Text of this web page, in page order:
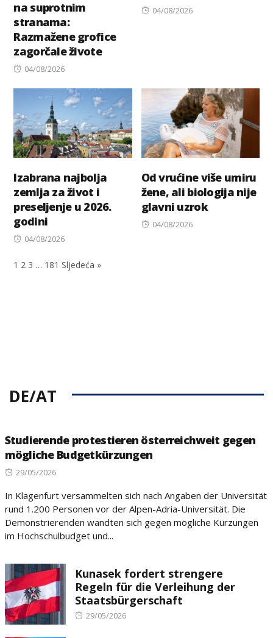
na suprotnim
stranama:
Razmažene grofice
zagorčale živote
Posted
04/08/2026
Posted
04/08/2026
Izabrana najbolja
zemlja za život i
preseljenje u 2026.
godini
Posted
04/08/2026
Od vrućine više umiru
žene, ali biologija nije
glavni uzrok
Posted
04/08/2026
1 2 3 … 181 Sljedeća »
DE/AT
Studierende protestieren österreichweit gegen
mögliche Budgetkürzungen
Posted
29/05/2026
In Klagenfurt versammelten sich nach Angaben der Universität
rund 1.200 Personen vor der Alpen-Adria-Universität. Die
Demonstrierenden wandten sich gegen mögliche Kürzungen
im Hochschulbudget und...
Kunasek fordert strengere
Regeln für die Verleihung der
Staatsbürgerschaft
Posted
29/05/2026